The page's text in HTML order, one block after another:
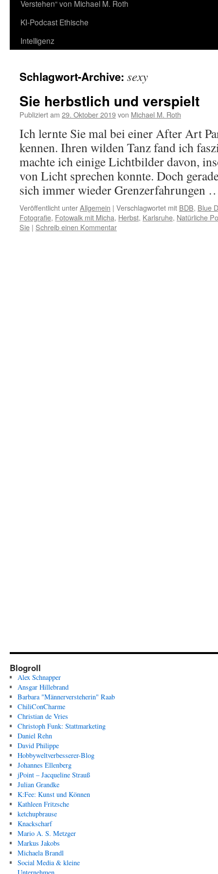
Verstehen“ von Michael M. Roth
KI-Podcast Ethische
Intelligenz
Schlagwort-Archive: sexy
Sie herbstlich und verspielt
Publiziert am 29. Oktober 2019von Michael M. Roth
Ich lernte Sie mal bei einer After Art
kennen. Ihren wilden Tanz fand ich
machte ich einige Lichtbilder davon,
von Licht sprechen konnte. Doch
sich immer wieder Grenzerfahrungen
Veröffentlicht unterAllgemein | Verschlagwortet mit BDB, Blue
Fotografie, Fotowalk mit Micha, Herbst, Karlsruhe, Natürliche
Sie | Schreib einen Kommentar
Blogroll
Alex Schnapper
Ansgar Hillebrand
Barbara "Männerversteherin" Raab
ChiliConCharme
Christian de Vries
Christoph Funk: Stattmarketing
Daniel Rehn
David Philippe
Hobbyweltverbesserer-Blog
Johannes Ellenberg
jPoint – Jacqueline Strauß
Julian Grandke
K:Fee: Kunst und Können
Kathleen Fritzsche
ketchupbrause
Knackscharf
Mario A. S. Metzger
Markus Jakobs
Michaela Brandl
Social Media & kleine